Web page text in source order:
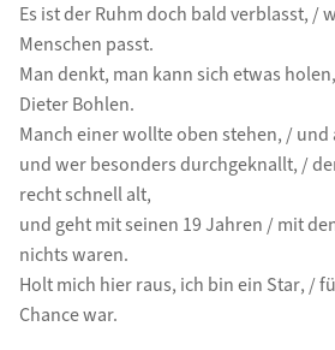
Es ist der Ruhm doch bald verblasst, /
Menschen passt.
Man denkt, man kann sich etwas
Dieter Bohlen.
Manch einer wollte oben stehen, / und
und wer besonders durchgeknallt, /
recht schnell alt,
und geht mit seinen 19 Jahren / mit
nichts waren.
Holt mich hier raus, ich bin ein Star, /
Chance war.